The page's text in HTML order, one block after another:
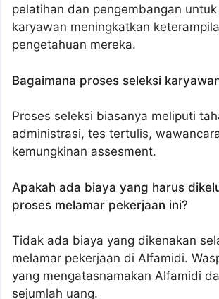
pelatihan dan pengembangan
karyawan meningkatkan
pengetahuan mereka.
Bagaimana proses seleksi
Proses seleksi biasanya meliputi
administrasi, tes tertulis,
kemungkinan assesment.
Apakah ada biaya yang harus
proses melamar pekerjaan ini?
Tidak ada biaya yang dikenakan
melamar pekerjaan di Alfamidi.
yang mengatasnamakan Alfamidi
sejumlah uang.